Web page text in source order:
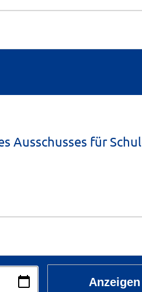
Ausschusses für
Anzeigen